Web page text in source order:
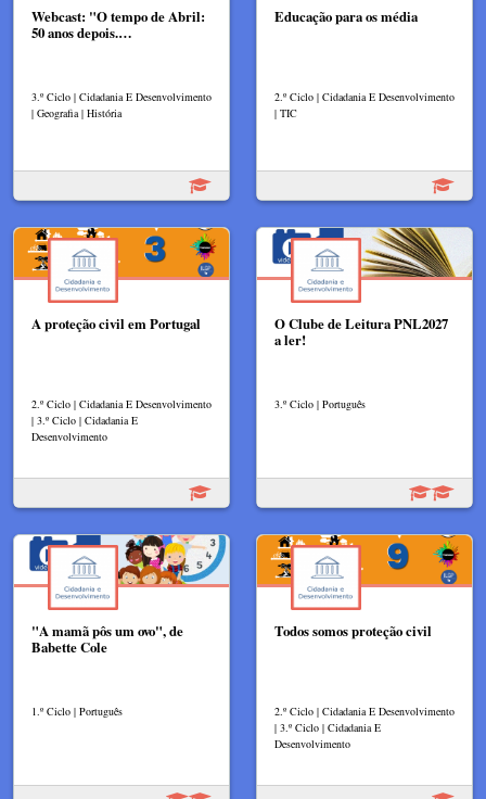
Webcast: "O tempo de Abril:
50 anos depois.…
3.º Ciclo | Cidadania E Desenvolvimento
| Geografia | História
Educação para os média
2.º Ciclo | Cidadania E Desenvolvimento
| TIC
A proteção civil em Portugal
2.º Ciclo | Cidadania E Desenvolvimento
| 3.º Ciclo | Cidadania E
Desenvolvimento
O Clube de Leitura PNL2027
a ler!
3.º Ciclo | Português
"A mamã pôs um ovo", de
Babette Cole
1.º Ciclo | Português
Todos somos proteção civil
2.º Ciclo | Cidadania E Desenvolvimento
| 3.º Ciclo | Cidadania E
Desenvolvimento